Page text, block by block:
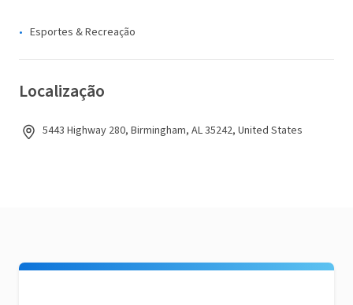
Esportes & Recreação
Localização
5443 Highway 280, Birmingham, AL 35242, United States